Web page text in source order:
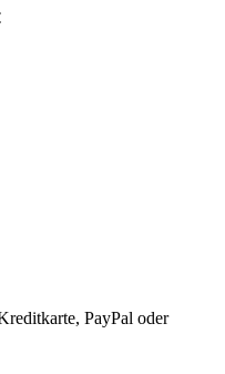
PayPal oder